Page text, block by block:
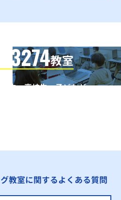
3274教室
学生・高校生・子どもが
教室に関するよくある質問